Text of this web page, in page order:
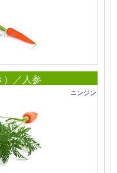
）／人参
ニンジン